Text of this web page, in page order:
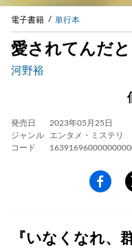
電子書籍 単行本
愛されてんだ
河野裕
発売日
2023年05月25日
ジャンル
エンタメ・ミステリ
コード
『いなくなれ、